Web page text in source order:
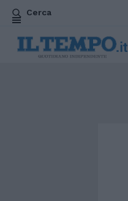
Cerca